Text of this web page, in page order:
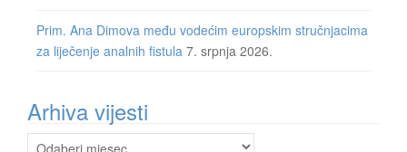
Prim. Ana Dimova među vodećim europskim stručnjacima
za liječenje analnih fistula 7. srpnja 2026.
Arhiva vijesti
Arhiva